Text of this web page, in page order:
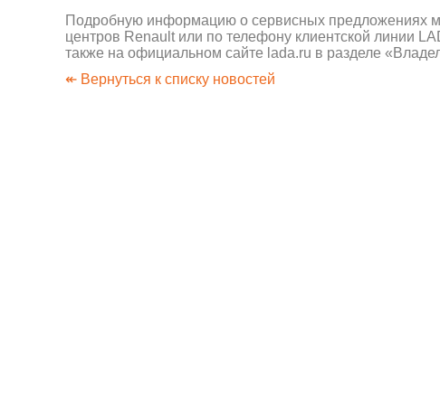
Подробную информацию о сервисных предложениях
центров Renault или по телефону клиентской линии
также на официальном сайте lada.ru в разделе
↞ Вернуться к списку новостей